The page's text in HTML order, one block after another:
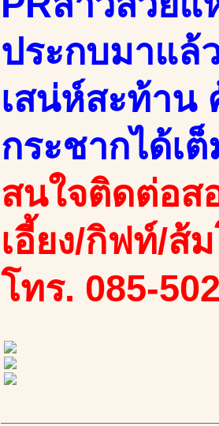
ประกบมาแล้
เสน่ห์สะท้าน
กระชากได้เ
สนใจติดต่อส
เอี้ยง/กิฟท์/ส้
โทร. 085-